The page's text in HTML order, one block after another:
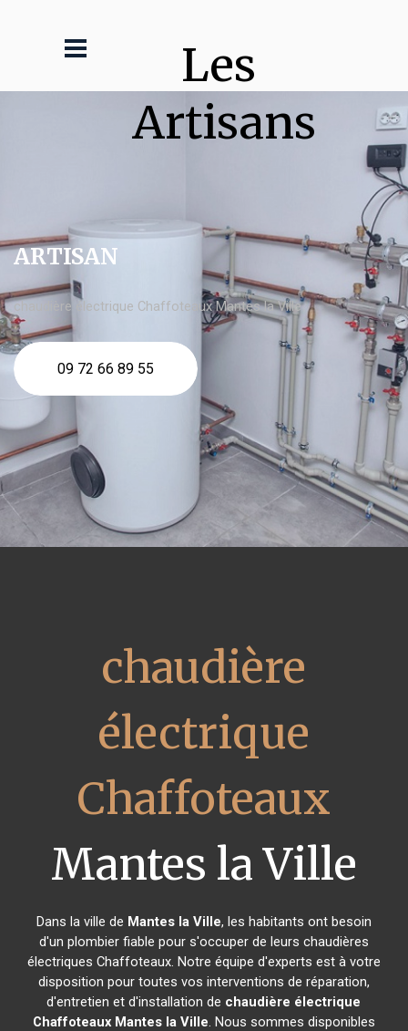
Les
Artisans
ARTISAN
chaudière électrique Chaffoteaux Mantes la Ville
09 72 66 89 55
chaudière
électrique
Chaffoteaux
Mantes la Ville
Dans la ville de Mantes la Ville, les habitants ont besoin
d'un plombier fiable pour s'occuper de leurs chaudières
électriques Chaffoteaux. Notre équipe d'experts est à votre
disposition pour toutes vos interventions de réparation,
d'entretien et d'installation de chaudière électrique
Chaffoteaux Mantes la Ville. Nous sommes disponibles